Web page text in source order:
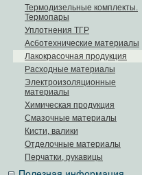
Термодизельные комплекты.
Термопары
Уплотнения ТГР
Асботехнические материалы
Лакокрасочная продукция
Расходные материалы
Электроизоляционные
материалы
Химическая продукция
Смазочные материалы
Кисти, валики
Отделочные материалы
Перчатки, рукавицы